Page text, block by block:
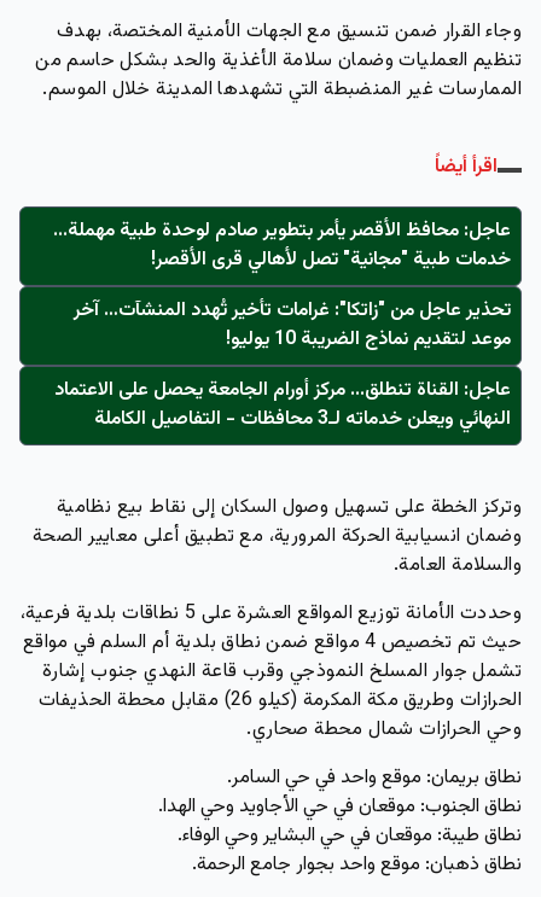
وجاء القرار ضمن تنسيق مع الجهات الأمنية المختصة، بهدف
تنظيم العمليات وضمان سلامة الأغذية والحد بشكل حاسم من
الممارسات غير المنضبطة التي تشهدها المدينة خلال الموسم.
اقرأ أيضاً
عاجل: محافظ الأقصر يأمر بتطوير صادم لوحدة طبية مهملة...
خدمات طبية "مجانية" تصل لأهالي قرى الأقصر!
تحذير عاجل من "زاتكا": غرامات تأخير تُهدد المنشآت… آخر
موعد لتقديم نماذج الضريبة 10 يوليو!
عاجل: القناة تنطلق... مركز أورام الجامعة يحصل على الاعتماد
النهائي ويعلن خدماته لـ3 محافظات - التفاصيل الكاملة
وتركز الخطة على تسهيل وصول السكان إلى نقاط بيع نظامية
وضمان انسيابية الحركة المرورية، مع تطبيق أعلى معايير الصحة
والسلامة العامة.
وحددت الأمانة توزيع المواقع العشرة على 5 نطاقات بلدية فرعية،
حيث تم تخصيص 4 مواقع ضمن نطاق بلدية أم السلم في مواقع
تشمل جوار المسلخ النموذجي وقرب قاعة النهدي جنوب إشارة
الحرازات وطريق مكة المكرمة (كيلو 26) مقابل محطة الحذيفات
وحي الحرازات شمال محطة صحاري.
نطاق بريمان: موقع واحد في حي السامر.
نطاق الجنوب: موقعان في حي الأجاويد وحي الهدا.
نطاق طيبة: موقعان في حي البشاير وحي الوفاء.
نطاق ذهبان: موقع واحد بجوار جامع الرحمة.